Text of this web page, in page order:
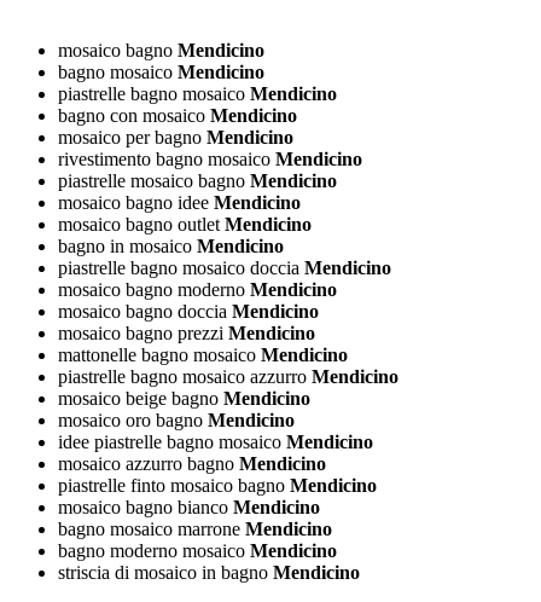
mosaico bagno Mendicino
bagno mosaico Mendicino
piastrelle bagno mosaico Mendicino
bagno con mosaico Mendicino
mosaico per bagno Mendicino
rivestimento bagno mosaico Mendicino
piastrelle mosaico bagno Mendicino
mosaico bagno idee Mendicino
mosaico bagno outletMendicino
bagno in mosaico Mendicino
piastrelle bagno mosaico doccia Mendicino
mosaico bagno moderno Mendicino
mosaico bagno doccia Mendicino
mosaico bagno prezzi Mendicino
mattonelle bagno mosaico Mendicino
piastrelle bagno mosaico azzurro Mendicino
mosaico beige bagno Mendicino
mosaico oro bagno Mendicino
idee piastrelle bagno mosaico Mendicino
mosaico azzurro bagno Mendicino
piastrelle finto mosaico bagno Mendicino
mosaico bagno bianco Mendicino
bagno mosaico marrone Mendicino
bagno moderno mosaico Mendicino
striscia di mosaico in bagno Mendicino